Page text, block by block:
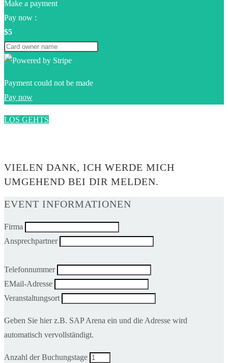
Make a payment
Pay now :
$5
Payment could not be made
Pay now
LOS GEHTS
VIELEN DANK, ICH WERDE MICH
UMGEHEND BEI DIR MELDEN.
EVENT INFORMATIONEN
Firma
Ansprechpartner
Telefonnummer
EMail-Adresse
Veranstaltungsort
Geben Sie hier z.B. SAP Arena ein und die Adresse wird
automatisch vervollständigt.
Anzahl der Buchungstage